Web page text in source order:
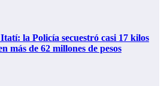
la Policía secuestró casi 17 kilos
más de 62 millones de pesos